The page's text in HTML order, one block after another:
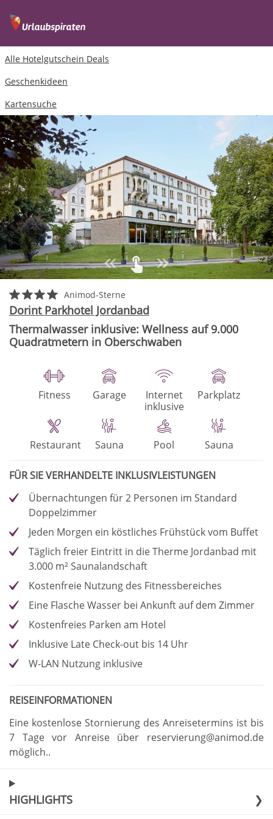
Alle Hotelgutschein Deals
Geschenkideen
Kartensuche
Animod-Sterne
Dorint Parkhotel Jordanbad
Thermalwasser inklusive: Wellness auf 9.000
Quadratmetern in Oberschwaben
Fitness Garage
Internet
inklusive
Parkplatz
Restaurant Sauna Pool Sauna
FÜR SIE VERHANDELTE INKLUSIVLEISTUNGEN
Übernachtungen für 2 Personen im Standard
Doppelzimmer
Jeden Morgen ein köstliches Frühstück vom Buffet
Täglich freier Eintritt in die Therme Jordanbad mit
3.000 m² Saunalandschaft
Kostenfreie Nutzung des Fitnessbereiches
Eine Flasche Wasser bei Ankunft auf dem Zimmer
Kostenfreies Parken am Hotel
Inklusive Late Check-out bis 14 Uhr
W-LAN Nutzung inklusive
REISEINFORMATIONEN
Eine kostenlose Stornierung des Anreisetermins ist bis
7 Tage vor Anreise über reservierung@animod.de
möglich..
HIGHLIGHTS ❯